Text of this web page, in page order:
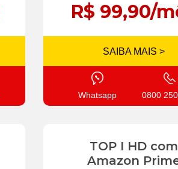
R$ 99,90/
SAIBA MAIS >
Whatsapp 0800
TOP I HD com
Amazon